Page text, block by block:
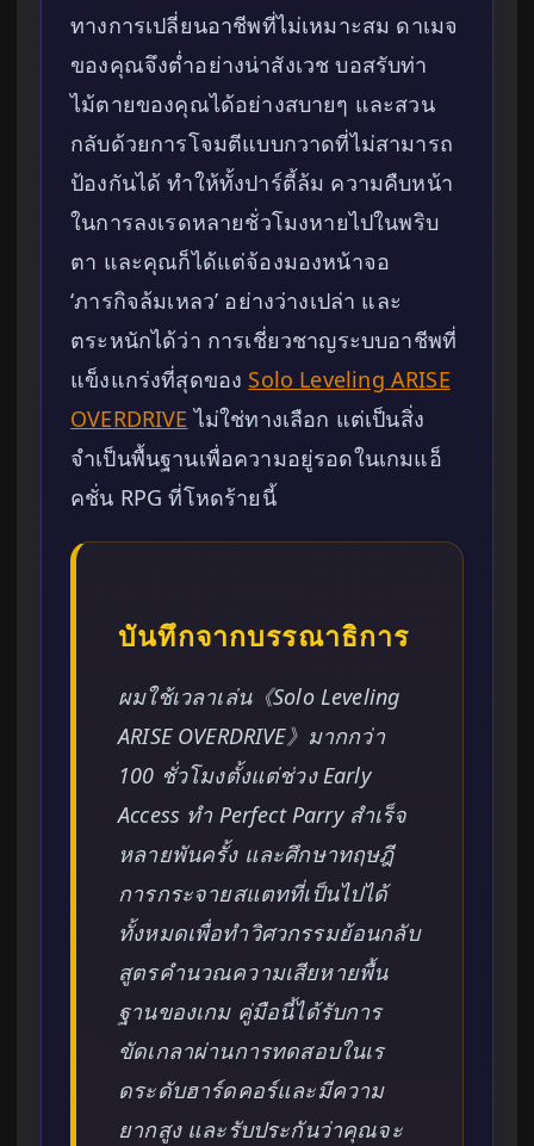
ทางการเปลี่ยนอาชีพที่ไม่เหมาะสม ดาเมจ
ของคุณจึงต่ำอย่างน่าสังเวช บอสรับท่า
ไม้ตายของคุณได้อย่างสบายๆ และสวน
กลับด้วยการโจมตีแบบกวาดที่ไม่สามารถ
ป้องกันได้ ทำให้ทั้งปาร์ตี้ล้ม ความคืบหน้า
ในการลงเรดหลายชั่วโมงหายไปในพริบ
ตา และคุณก็ได้แต่จ้องมองหน้าจอ
‘ภารกิจล้มเหลว’ อย่างว่างเปล่า และ
ตระหนักได้ว่า การเชี่ยวชาญระบบอาชีพที่
แข็งแกร่งที่สุดของ Solo Leveling ARISE
OVERDRIVE ไม่ใช่ทางเลือก แต่เป็นสิ่ง
จำเป็นพื้นฐานเพื่อความอยู่รอดในเกมแอ็
คชั่น RPG ที่โหดร้ายนี้
บันทึกจากบรรณาธิการ
ผมใช้เวลาเล่น《Solo Leveling
ARISE OVERDRIVE》มากกว่า
100 ชั่วโมงตั้งแต่ช่วง Early
Access ทำ Perfect Parry สำเร็จ
หลายพันครั้ง และศึกษาทฤษฎี
การกระจายสแตทที่เป็นไปได้
ทั้งหมดเพื่อทำวิศวกรรมย้อนกลับ
สูตรคำนวณความเสียหายพื้น
ฐานของเกม คู่มือนี้ได้รับการ
ขัดเกลาผ่านการทดสอบในเร
ดระดับฮาร์ดคอร์และมีความ
ยากสูง และรับประกันว่าคุณจะ